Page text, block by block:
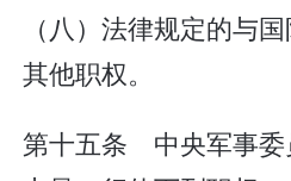
（八）法律规定的与
其他职权。
第十五条 中央军事委